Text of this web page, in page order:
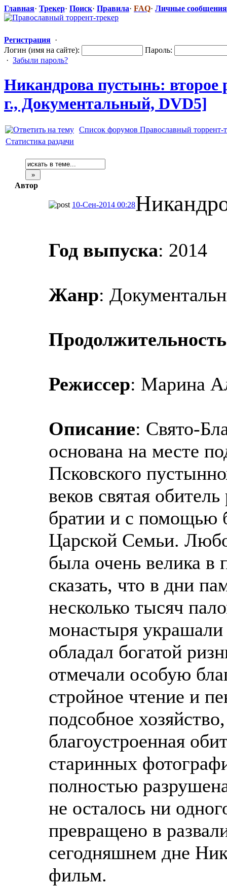
Главная· Трекер· Поиск· Правила· FAQ· Личные сообщения
Регистрация ·
Логин (имя на сайте):
Пароль:
· Забыли пароль?
Никандрова пустынь:
г., Документальн​ый, DVD5]
Список форумов Православный торрент-
Статистика раздачи
Автор
10-Сен-2014 00:28
Год выпуска: 2014
Жанр:
Продолжительность
Режиссер: Марина
Описание: Свято-
основана на месте
Псковского
веков святая
братии и с помощью
Царской Семьи.
была очень велика в
сказать, что в дни
несколько тысяч
монастыря
обладал богатой
отмечали особую
стройное чтение и
подсобное
благоустроенная
старинных
полностью
не осталось ни
превращено в
сегодняшнем дне
фильм.